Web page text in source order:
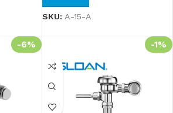
SKU: ‎A-15-A
-6% -1%